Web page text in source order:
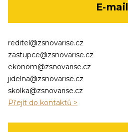
E-mail
reditel@zsnovarise.cz
zastupce@zsnovarise.cz
ekonom@zsnovarise.cz
jidelna@zsnovarise.cz
skolka@zsnovarise.cz
Přejít do kontaktů >